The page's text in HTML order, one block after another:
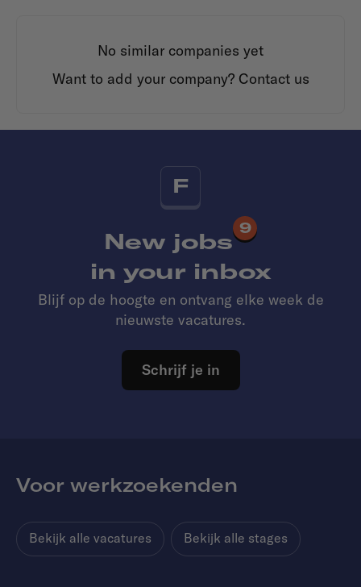
No similar companies yet
Want to add your company? Contact us
F
New jobs
9
in your inbox
Blijf op de hoogte en ontvang elke week de
nieuwste vacatures.
Schrijf je in
Voor werkzoekenden
Bekijk alle vacatures Bekijk alle stages